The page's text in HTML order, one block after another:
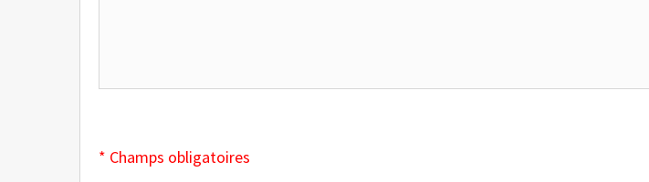
* Champs obligatoires